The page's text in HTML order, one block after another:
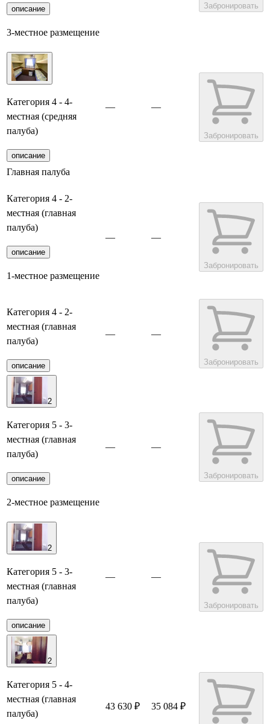
описание
3-местное размещение
Забронировать
Категория 4 - 4-
местная (средняя
палуба)
описание
— —
Забронировать
Главная палуба
Категория 4 - 2-
местная (главная
палуба)
описание
1-местное размещение
— —
Забронировать
Категория 4 - 2-
местная (главная
палуба)
описание
— —
Забронировать
2
Категория 5 - 3-
местная (главная
палуба)
описание
2-местное размещение
— —
Забронировать
2
Категория 5 - 3-
местная (главная
палуба)
описание
— —
Забронировать
2
Категория 5 - 4-
местная (главная
палуба)
43 630 ₽ 35 084 ₽